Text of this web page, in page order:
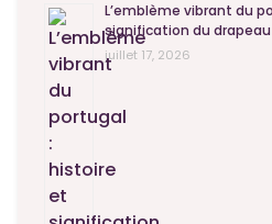
L’emblème vibrant du
signification du
juillet 17, 2026